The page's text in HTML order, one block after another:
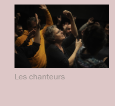
Les chanteurs